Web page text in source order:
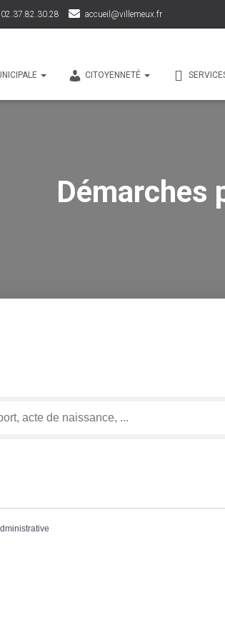
02.37.82.30.28 accueil@villemeux.fr
CITOYENNETÉ
Démarches